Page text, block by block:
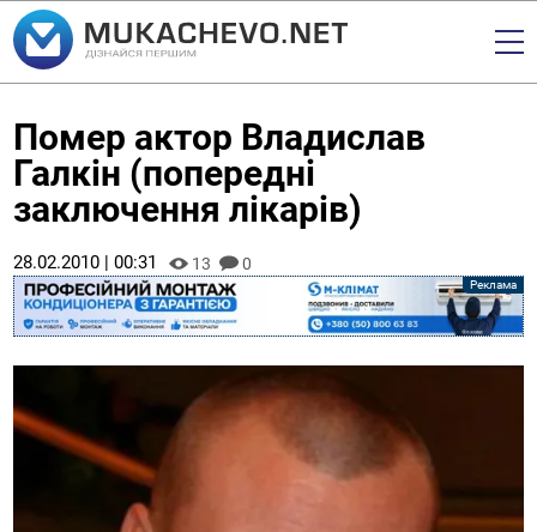
Помер актор Владислав
Галкін (попередні
заключення лікарів)
28.02.2010 | 00:31 13 0